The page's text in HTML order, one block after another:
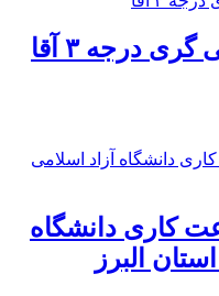
درجه ۳ آقا
کاری دانشگاه
البرز